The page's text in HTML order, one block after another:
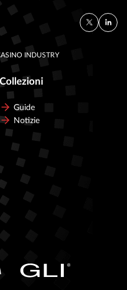
INDUSTRY
Collezioni
Guide
Notizie